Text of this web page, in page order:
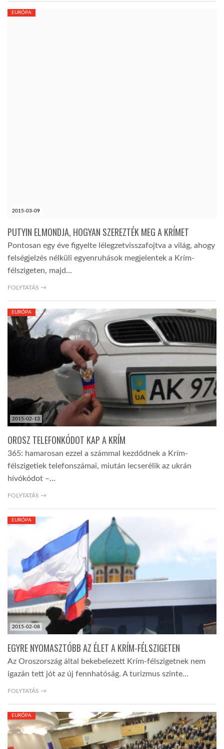
2015-03-09
EURÓPA
PUTYIN ELMONDJA, HOGYAN SZEREZTÉK MEG A KRÍMET
Pontosan egy éve figyelte lélegzetvisszafojtva a világ, ahogy
felségjelzés nélküli egyenruhások megjelentek a Krím-
félszigeten, majd…
FOLYTATÁS →
2015-02-13
EURÓPA
OROSZ TELEFONKÓDOT KAP A KRÍM
365: hamarosan ezzel a számmal kezdődnek a Krím-
félszigetiek telefonszámai, miután lecserélik az ukrán
hívókódot –…
FOLYTATÁS →
2015-02-08
EURÓPA
EGYRE NYOMASZTÓBB AZ ÉLET A KRÍM-FÉLSZIGETEN
Az Oroszország által bekebelezett Krím-félszigetnek nem
igazán tett jót az új fennhatóság. A turizmus szinte…
FOLYTATÁS →
EURÓPA